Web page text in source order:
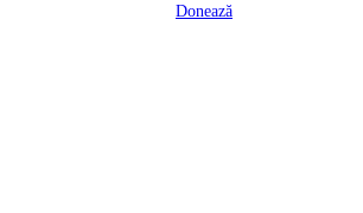
Donează